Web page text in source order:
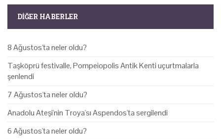
DIĞER HABERLER
8 Ağustos'ta neler oldu?
Taşköprü festivalle, Pompeiopolis Antik Kenti uçurtmalarla
şenlendi
7 Ağustos'ta neler oldu?
Anadolu Ateşi'nin Troya'sı Aspendos'ta sergilendi
6 Ağustos'ta neler oldu?